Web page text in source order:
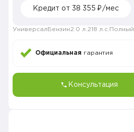
Кредит от 38 355 ₽/мес
Универсал Бензин2.0 л. 218 л.с. Полный
Официальная гарантия
Консультация